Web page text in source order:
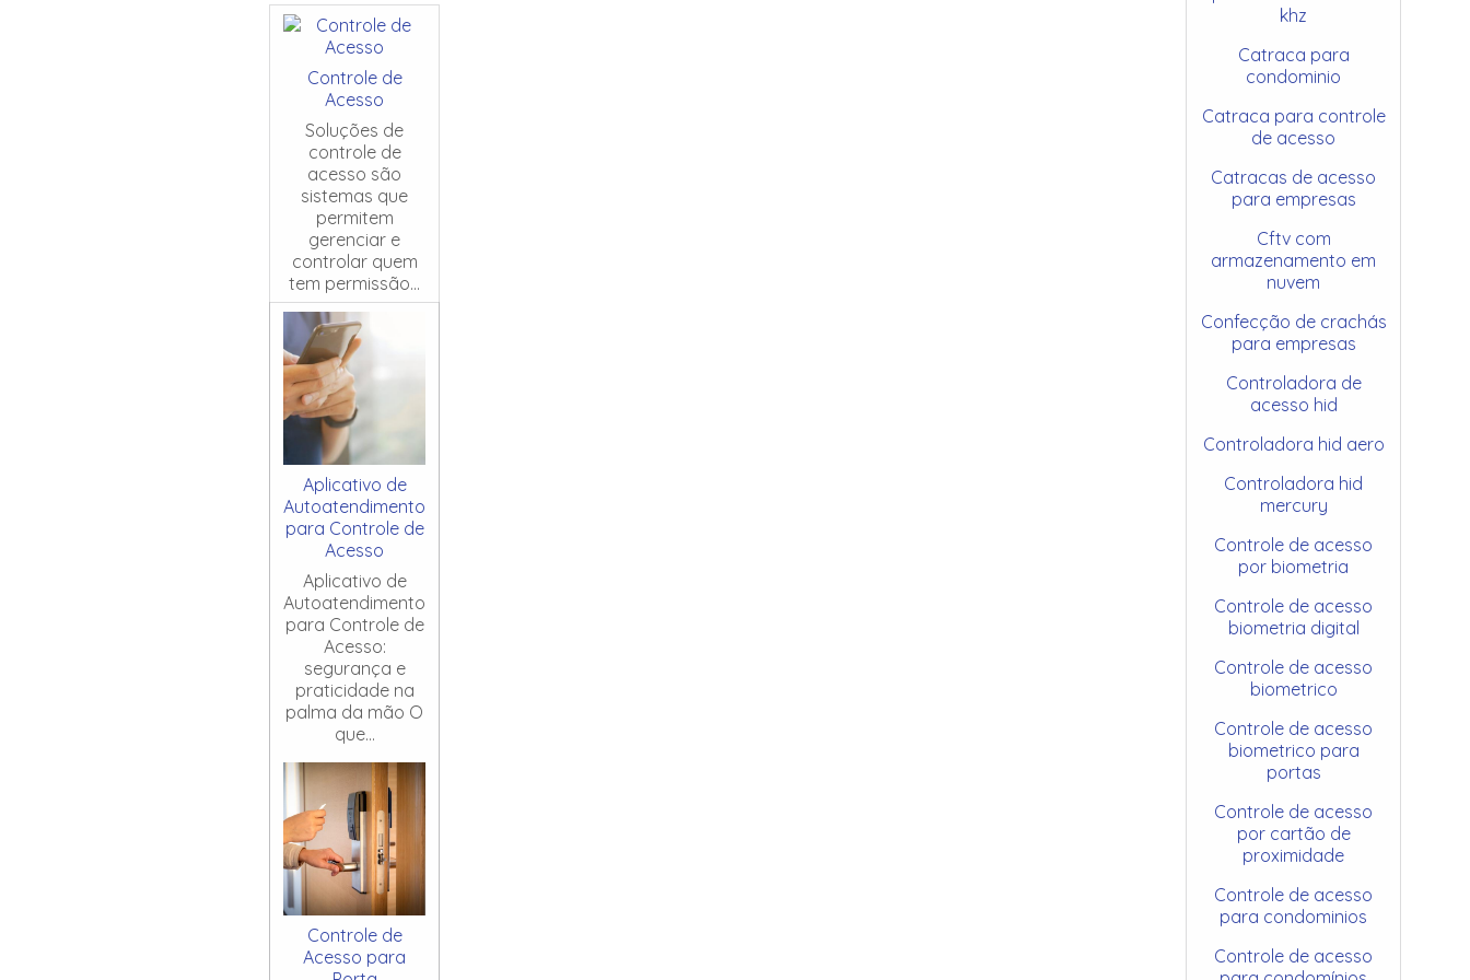
Controle de
Acesso
Soluções de
controle de
acesso são
sistemas que
permitem
gerenciar e
controlar quem
tem permissão...
Aplicativo de
Autoatendimento
para Controle de
Acesso
Aplicativo de
Autoatendimento
para Controle de
Acesso:
segurança e
praticidade na
palma da mão O
que...
Controle de
Acesso para
khz
Catraca para
condominio
Catraca para controle
de acesso
Catracas de acesso
para empresas
Cftv com
armazenamento em
nuvem
Confecção de crachás
para empresas
Controladora de
acesso hid
Controladora hid aero
Controladora hid
mercury
Controle de acesso
por biometria
Controle de acesso
biometria digital
Controle de acesso
biometrico
Controle de acesso
biometrico para
portas
Controle de acesso
por cartão de
proximidade
Controle de acesso
para condominios
Controle de acesso